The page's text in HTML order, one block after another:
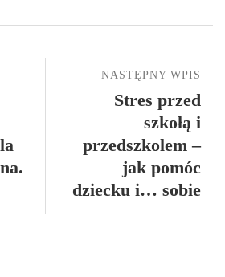
NASTĘPNY WPIS
Stres przed
szkołą i
przedszkolem –
jak pomóc
dziecku i… sobie